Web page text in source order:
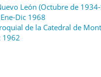
León (Octubre de
Dic 1968
de la Catedral de
1962